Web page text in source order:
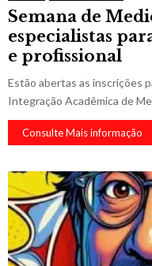
Semana de
especialistas
e profissional
Estão abertas as inscrições
Integração Acadêmica de
Consulte Mais informação